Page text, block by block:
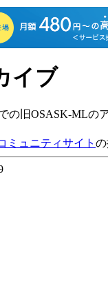
イブ
の旧OSASK-ML
ミュニティサイト